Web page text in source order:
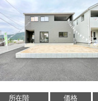
所在階 価格